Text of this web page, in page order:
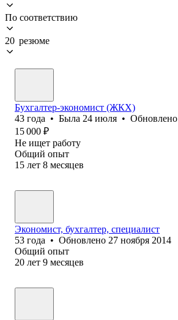
По соответствию
20 резюме
Бухгалтер-экономист (ЖКХ)
43 года • Была 24 июля • Обновлено
15 000 ₽
Не ищет работу
Общий опыт
15 лет 8 месяцев
Экономист, бухгалтер, специалист
53 года • Обновлено 27 ноября 2014
Общий опыт
20 лет 9 месяцев